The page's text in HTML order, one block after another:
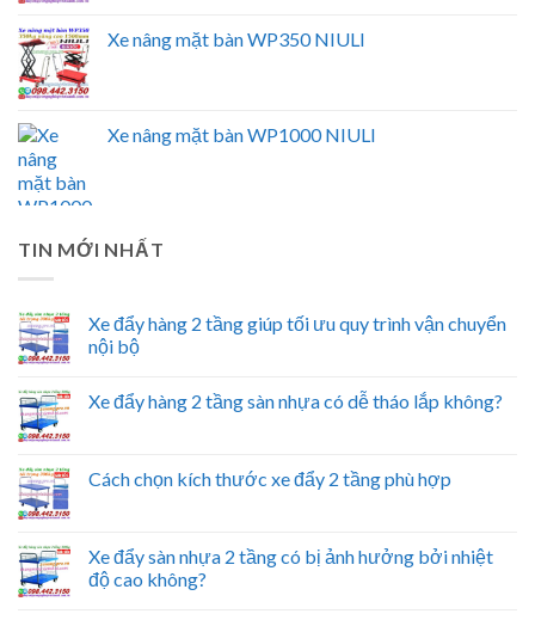
Xe nâng mặt bàn WP350 NIULI
Xe nâng mặt bàn WP1000 NIULI
TIN MỚI NHẤT
Xe đẩy hàng 2 tầng giúp tối ưu quy trình vận chuyển
nội bộ
Xe đẩy hàng 2 tầng sàn nhựa có dễ tháo lắp không?
Cách chọn kích thước xe đẩy 2 tầng phù hợp
Xe đẩy sàn nhựa 2 tầng có bị ảnh hưởng bởi nhiệt
độ cao không?